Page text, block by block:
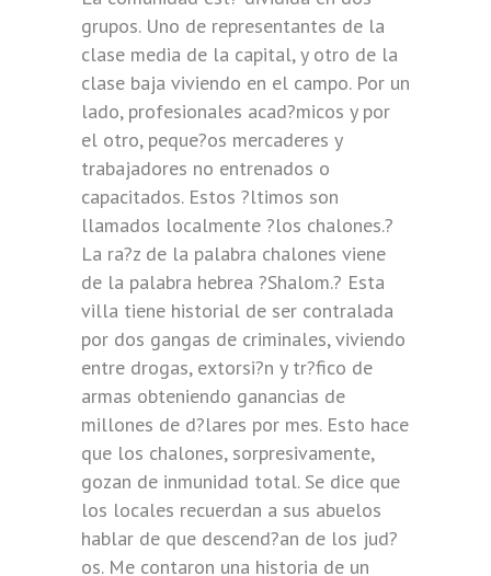
grupos. Uno de representantes de la
clase media de la capital, y otro de la
clase baja viviendo en el campo. Por un
lado, profesionales acad?micos y por
el otro, peque?os mercaderes y
trabajadores no entrenados o
capacitados. Estos ?ltimos son
llamados localmente ?los chalones.?
La ra?z de la palabra chalones viene
de la palabra hebrea ?Shalom.? Esta
villa tiene historial de ser contralada
por dos gangas de criminales, viviendo
entre drogas, extorsi?n y tr?fico de
armas obteniendo ganancias de
millones de d?lares por mes. Esto hace
que los chalones, sorpresivamente,
gozan de inmunidad total. Se dice que
los locales recuerdan a sus abuelos
hablar de que descend?an de los jud?
os. Me contaron una historia de un